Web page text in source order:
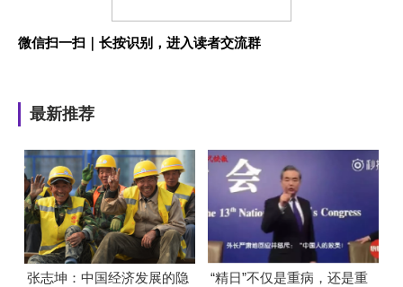
微信扫一扫｜长按识别，进入读者交流群
最新推荐
张志坤：中国经济发展的隐
“精日”不仅是重病，还是重